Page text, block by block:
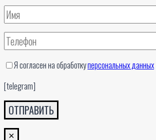
Я согласен на обработкуперсональных данных
[telegram]
×